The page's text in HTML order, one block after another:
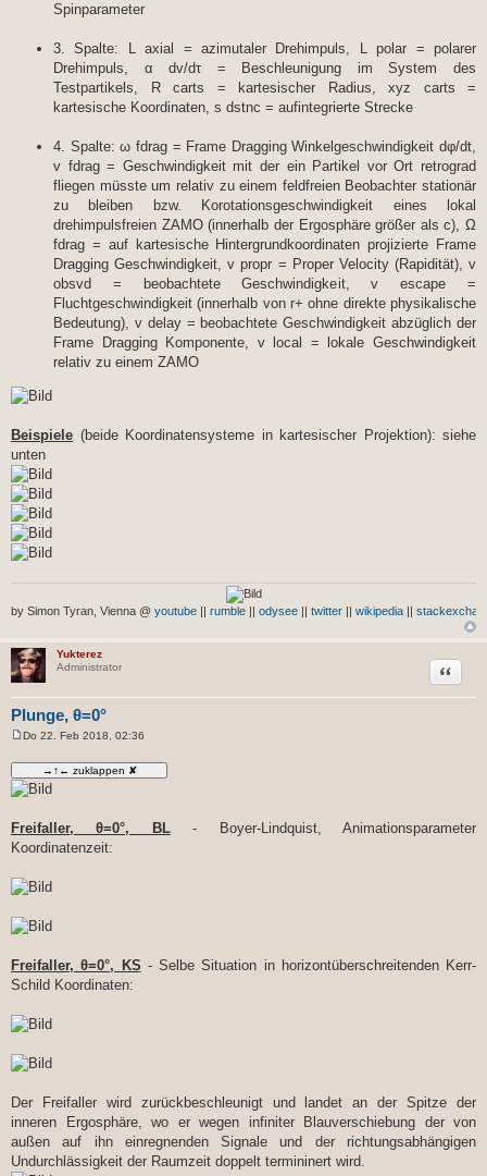
Spinparameter
3. Spalte: L axial = azimutaler Drehimpuls, L polar = polarer
Drehimpuls, α dv/dτ = Beschleunigung im System des
Testpartikels, R carts = kartesischer Radius, xyz carts =
kartesische Koordinaten, s dstnc = aufintegrierte Strecke
4. Spalte: ω fdrag = Frame Dragging Winkelgeschwindigkeit dφ/dt,
v fdrag = Geschwindigkeit mit der ein Partikel vor Ort retrograd
fliegen müsste um relativ zu einem feldfreien Beobachter stationär
zu bleiben bzw. Korotationsgeschwindigkeit eines lokal
drehimpulsfreien ZAMO (innerhalb der Ergosphäre größer als c), Ω
fdrag = auf kartesische Hintergrundkoordinaten projizierte Frame
Dragging Geschwindigkeit, v propr = Proper Velocity (Rapidität), v
obsvd = beobachtete Geschwindigkeit, v escape =
Fluchtgeschwindigkeit (innerhalb von r+ ohne direkte physikalische
Bedeutung), v delay = beobachtete Geschwindigkeit abzüglich der
Frame Dragging Komponente, v local = lokale Geschwindigkeit
relativ zu einem ZAMO
Beispiele (beide Koordinatensysteme in kartesischer Projektion): siehe
unten
by Simon Tyran, Vienna @ youtube || rumble || odysee || twitter || wikipedia ||
Yukterez
Administrator
Plunge, θ=0°
Zitat
t
r
g
Do 22. Feb 2018, 02:36
Freifaller, θ=0°, BL- Boyer-Lindquist, Animationsparameter
Koordinatenzeit:
Freifaller, θ=0°, KS - Selbe Situation in horizontüberschreitenden Kerr-
Schild Koordinaten:
Der Freifaller wird zurückbeschleunigt und landet an der Spitze der
inneren Ergosphäre, wo er wegen infiniter Blauverschiebung der von
außen auf ihn einregnenden Signale und der richtungsabhängigen
Undurchlässigkeit der Raumzeit doppelt termininert wird.